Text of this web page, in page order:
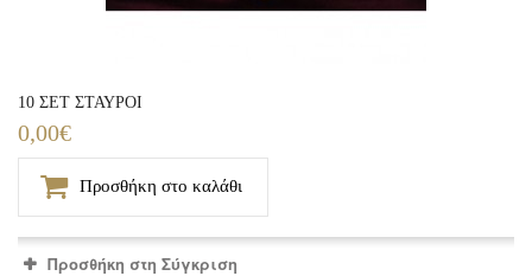
10 ΣΕΤ ΣΤΑΥΡΟΙ
0,00€
Προσθήκη στο καλάθι
Προσθήκη στη Σύγκριση